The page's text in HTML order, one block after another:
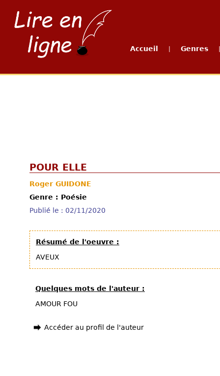
Accueil Genres
POUR ELLE
Roger GUIDONE
Genre : Poésie
Publié le : 02/11/2020
Résumé de l'oeuvre :
AVEUX
Quelques mots de l'auteur :
AMOUR FOU
Accéder au profil de l'auteur